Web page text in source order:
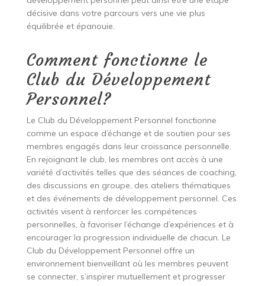
décisive dans votre parcours vers une vie plus
équilibrée et épanouie.
Comment fonctionne le
Club du Développement
Personnel?
Le Club du Développement Personnel fonctionne
comme un espace d’échange et de soutien pour ses
membres engagés dans leur croissance personnelle.
En rejoignant le club, les membres ont accès à une
variété d’activités telles que des séances de coaching,
des discussions en groupe, des ateliers thématiques
et des événements de développement personnel. Ces
activités visent à renforcer les compétences
personnelles, à favoriser l’échange d’expériences et à
encourager la progression individuelle de chacun. Le
Club du Développement Personnel offre un
environnement bienveillant où les membres peuvent
se connecter, s’inspirer mutuellement et progresser